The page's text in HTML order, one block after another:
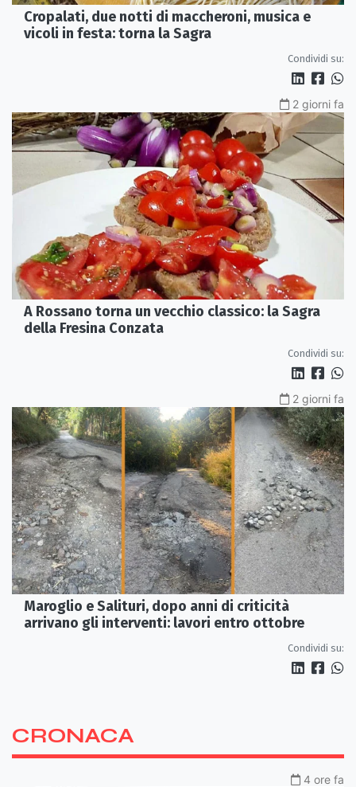
Cropalati, due notti di maccheroni, musica e
vicoli in festa: torna la Sagra
Condividi su:
2 giorni fa
A Rossano torna un vecchio classico: la Sagra
della Fresina Conzata
Condividi su:
2 giorni fa
Maroglio e Salituri, dopo anni di criticità
arrivano gli interventi: lavori entro ottobre
Condividi su:
CRONACA
4 ore fa